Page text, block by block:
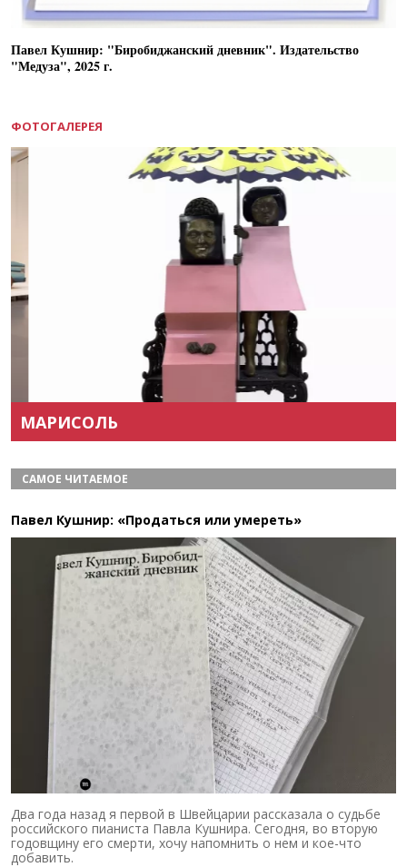
Павел Кушнир: "Биробиджанский дневник". Издательство
"Медуза", 2025 г.
ФОТОГАЛЕРЕЯ
МАРИСОЛЬ
САМОЕ ЧИТАЕМОЕ
Павел Кушнир: «Продаться или умереть»
Два года назад я первой в Швейцарии рассказала о судьбе
российского пианиста Павла Кушнира. Сегодня, во вторую
годовщину его смерти, хочу напомнить о нем и кое-что
добавить.